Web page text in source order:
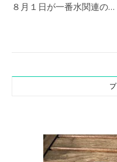
８月１日が一番水関連の…